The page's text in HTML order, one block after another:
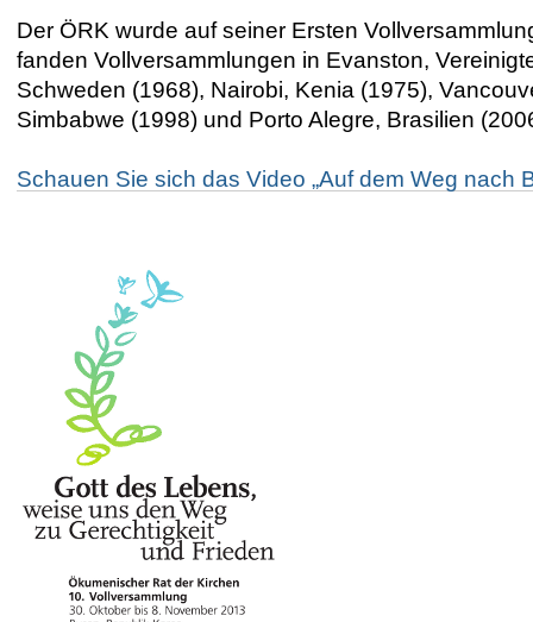
Der ÖRK wurde auf seiner Ersten
fanden Vollversammlungen in Evanston,
Schweden (1968), Nairobi, Kenia (1975),
Simbabwe (1998) und Porto Alegre, Brasilien
Schauen Sie sich das Video „Auf dem Weg nach